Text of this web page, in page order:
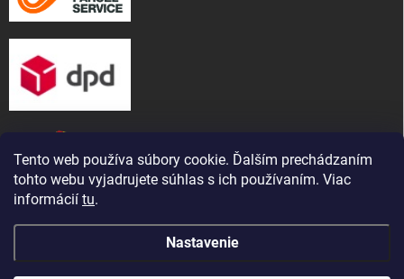
Tento web používa súbory cookie. Ďalším prechádzaním
tohto webu vyjadrujete súhlas s ich používaním. Viac
informácií tu.
Nastavenie